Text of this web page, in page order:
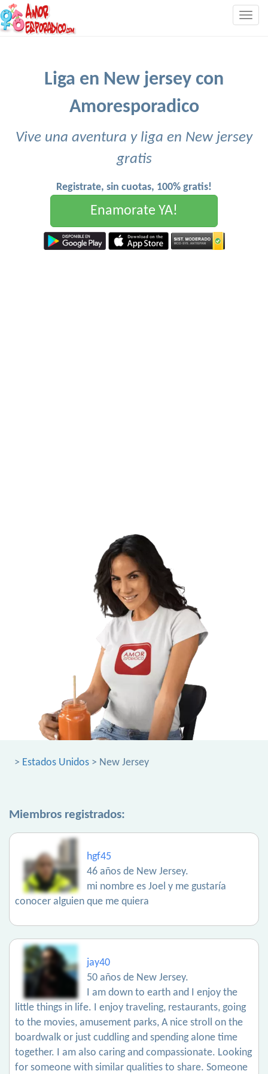
Liga en New jersey con
Amoresporadico
Vive una aventura y liga en New jersey
gratis
Registrate, sin cuotas, 100% gratis!
Enamorate YA!
> Estados Unidos > New Jersey
Miembros registrados:
hgf45
46 años de New Jersey.
mi nombre es Joel y me gustaría
conocer alguien que me quiera
jay40
50 años de New Jersey.
I am down to earth and I enjoy the
little things in life. I enjoy traveling, restaurants, going
to the movies, amusement parks, A nice stroll on the
boardwalk or just cuddling and spending alone time
together. I am also caring and compassionate. Looking
for someone with similar qualities to share. Someone